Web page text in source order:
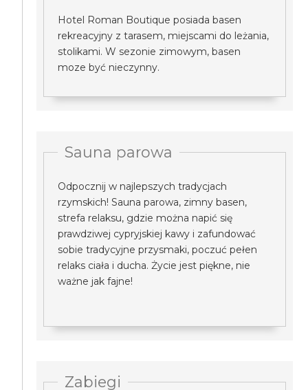
Hotel Roman Boutique posiada basen
rekreacyjny z tarasem, miejscami do leżania,
stolikami. W sezonie zimowym, basen
moze być nieczynny.
Sauna parowa
Odpocznij w najlepszych tradycjach
rzymskich! Sauna parowa, zimny basen,
strefa relaksu, gdzie można napić się
prawdziwej cypryjskiej kawy i zafundować
sobie tradycyjne przysmaki, poczuć pełen
relaks ciała i ducha. Życie jest piękne, nie
ważne jak fajne!
Zabiegi